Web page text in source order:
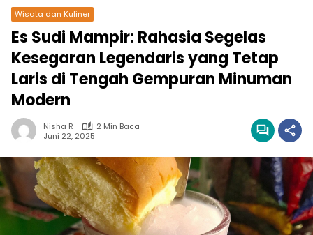
Wisata dan Kuliner
Es Sudi Mampir: Rahasia Segelas
Kesegaran Legendaris yang Tetap
Laris di Tengah Gempuran Minuman
Modern
Nisha R
2 Min Baca
Juni 22, 2025